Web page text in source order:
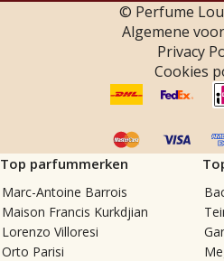
© Perfume
Algemene
Privacy
Cookies
Top parfummerken
Marc-Antoine Barrois
Maison Francis Kurkdjian
Lorenzo Villoresi
Orto Parisi